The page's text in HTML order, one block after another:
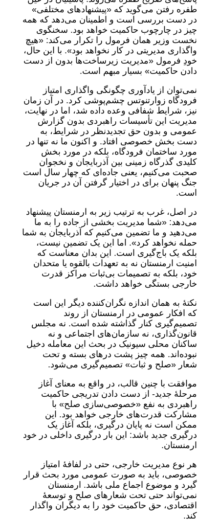
طفره رفتن می‌گوید که «پیشنهادهای مختلفی»
در دست بررسی است و اطمینان می‌دهد که همه
چیز در چارچوب حاکمیت خواهد بود. سخنگوی
نخست وزیر همان فرمول را تکرار می‌کند: «هیچ
واگذاری مدیریتی در کار نخواهد بود». با این حال،
خودِ فرمول «مدیریت زیرساخت‌ها بدون از دست
دادن حاکمیت» بسیار مبهم است.
نمی‌توان از یادآوری چگونگی واگذاری امتیاز
فرودگاه زوارتنوتس چشم‌پوشی کرد. در آن زمان
نیز، شرایط شفافی وعده داده شد، اما در نهایت،
مدیریت این تأسیسات راهبردی بدون گزارش
عمومی و بدون حق تجدیدنظر در شرایط، به
دست بخش خصوصی افتاد. و اکنون ما نه تنها در
مورد ساختمان فرودگاه، بلکه در مورد بخش
کلیدی گذرگاه زمینی بین آذربایجان و نخجوان
صحبت می‌کنیم، یعنی جاده‌ای که چهار سال است
جنگ پنهان برای در اختیار گرفتن آن در جریان
است.
در اصل، غرب به ترتیب زیر به ارمنستان پیشنهاد
می‌دهد: «شما مدیریت بخشی از جاده را به ما
می‌دهید و ما تضمین می‌کنیم که آذربایجان به شما
حمله نخواهد کرد». اما این یک تضمین نیست،
بلکه یک باج‌گیری است. این بدان معناست که
امنیت ارمنستان نه به تعهدات بالقوه یا متحدان
خود، بلکه به تصمیمات بی‌ثبات مراکز قدرت
خارجی بستگی خواهد داشت.
نکتۀ به همان اندازه نگران‌کننده دیگر این است
که افکار عمومی در ارمنستان از روند
تصمیم‌گیری کنار گذاشته شده است. نه مجلس
قانون‌گذاری، نه سازمان‌های اجتماعی و نه
ساکنان محلی سیونیک در بحث این معامله دخیل
نبوده‌اند. همه چیز پشت درهای بسته و تحت
شعار «صلح و ثبات» تصمیم‌گیری می‌شود.
موافقت با چنین قالب، در واقع به معنای آغاز
مرحلۀ جدید- از دست دادن تدریجی حاکمیت
راهبردی به نفع «خصوصی‌سازی صلح» با
مشارکت قدرت‌های خارجی خواهد بود. این
ممکن است نه پایان درگیری، بلکه آغاز یک
درگیری جدید باشد: این بار درگیری داخلی در خود
ارمنستان.
هر نوع مدیریت خارجی، حتی در لفافۀ امتیاز
خصوصی، باید به صورت عمومی مورد بحث قرار
گیرد و موضوع اجماع ملی باشد. ارمنستان
نمی‌تواند حتی تحت شعارهای صلح و توسعۀ
اقتصادی، حق حاکمیت خود را به دیگران واگذار
کند.